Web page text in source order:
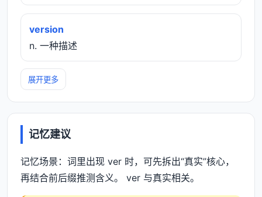
version
n. 一种描述
展开更多
记忆建议
记忆场景：词里出现 ver 时，可先拆出“真实”核心，
再结合前后缀推测含义。 ver 与真实相关。